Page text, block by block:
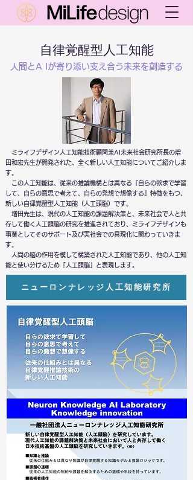
自律覚醒型人工知能
​人間とA Iが寄り添い支え合う未来を創造する
ミライフデザイン人工知能技術顧問兼AI未来社会研究所長の増
田和宏先生が開発された、全く新しい人工知能についてご紹介しま
す。
この人工知能は、従来の推論機構とは異なる『自らの欲求で学習
して、自らの意思で考えて、自らの発想で想像する』特徴をもつ、
新しい自律覚醒型人工知能（人工頭脳）です。
増田先生は、現代の人工知能の課題解決策と、未来社会で人と共
存して働く人工頭脳の研究を推進されており、ミライフデザインも
事業としてそのサポート及び実社会での具現化に関わっていきま
す。
人間の脳の作用を模して構築された人工知能であり、他の人工知
能と使い分けるため「人工頭脳」と表現します。
ニューロンナレッジ人工知能研究所